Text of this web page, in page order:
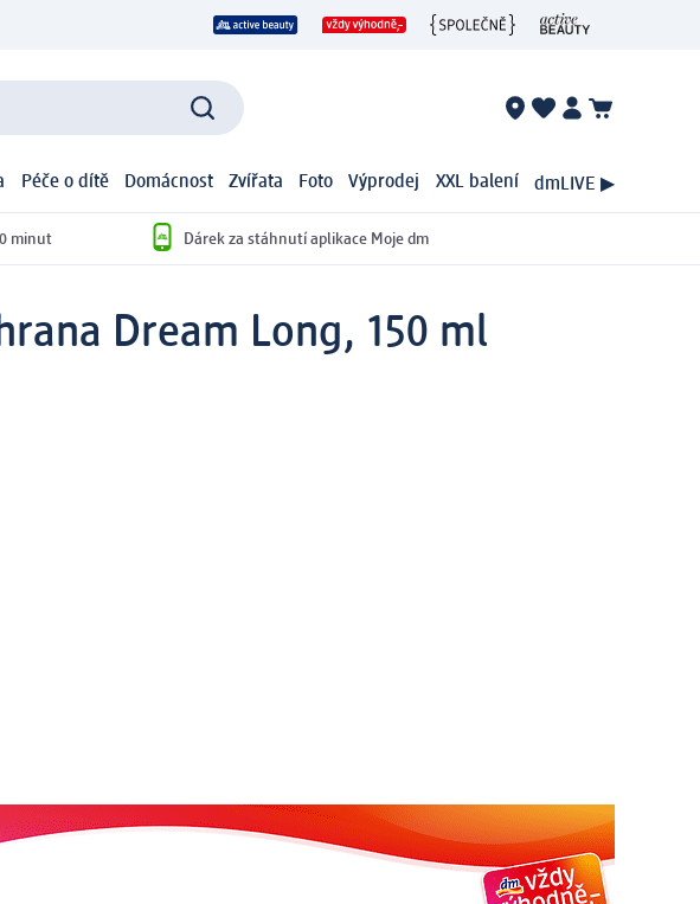
Péče o dítě Domácnost Zvířata Foto Výprodej XXL balení dmLIVE ▶
minut Dárek za stáhnutí aplikace Moje dm
Dream Long, 150 ml